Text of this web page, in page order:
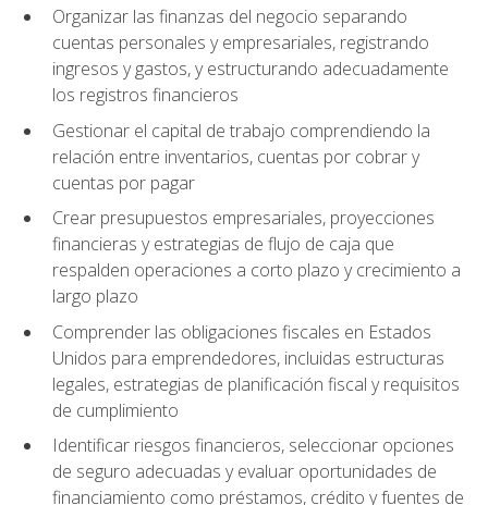
Organizar las finanzas del negocio separando
cuentas personales y empresariales, registrando
ingresos y gastos, y estructurando adecuadamente
los registros financieros
Gestionar el capital de trabajo comprendiendo la
relación entre inventarios, cuentas por cobrar y
cuentas por pagar
Crear presupuestos empresariales, proyecciones
financieras y estrategias de flujo de caja que
respalden operaciones a corto plazo y crecimiento a
largo plazo
Comprender las obligaciones fiscales en Estados
Unidos para emprendedores, incluidas estructuras
legales, estrategias de planificación fiscal y requisitos
de cumplimiento
Identificar riesgos financieros, seleccionar opciones
de seguro adecuadas y evaluar oportunidades de
financiamiento como préstamos, crédito y fuentes de